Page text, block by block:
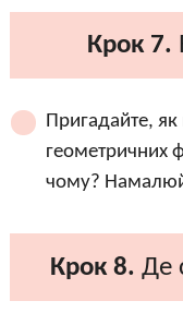
Крок 7.
Пригадайте, як
геометричних
чому?
Крок 8. Де